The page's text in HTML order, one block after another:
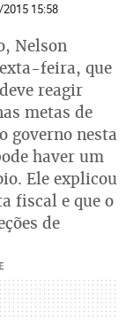
15:58
Nelson
feira, que
reagir
metas de
governo nesta
haver um
Ele explicou
fiscal e que o
de